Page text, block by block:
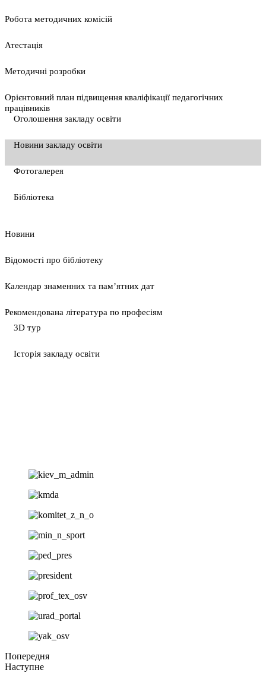
Pобота методичних комісій
Атестація
Методичні розробки
Орієнтовний план підвищення кваліфікації педагогічних
працівників
Оголошення закладу освіти
Новини закладу освіти
Фотогалерея
Бібліотека
Новини
Відомості про бібліотеку
Календар знаменних та пам’ятних дат
Рекомендована література по професіям
3D тур
Історія закладу освіти
Попередня
Наступне